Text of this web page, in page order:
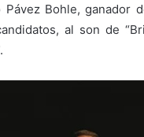
Bohle, ganador
al son de